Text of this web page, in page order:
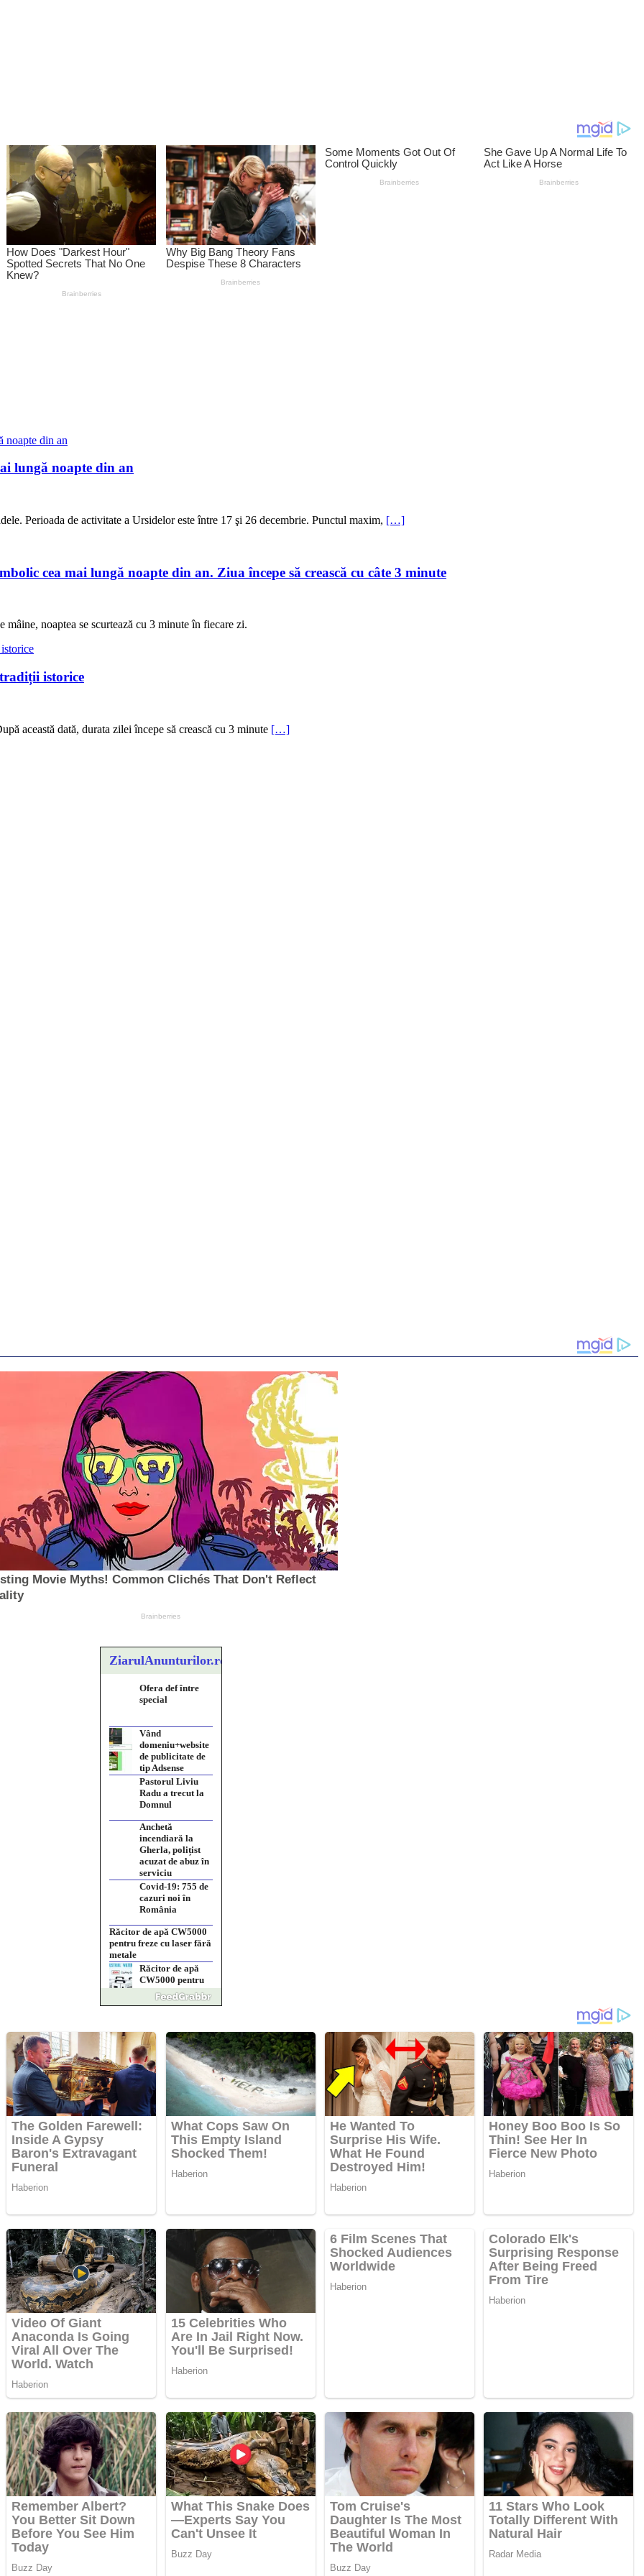
lungă noapte din an
Perioada de activitate a Ursidelor este între 17 şi 26 decembrie. Punctul maxim, […]
cea mai lungă noapte din an. Ziua începe să crească cu câte 3 minute
noaptea se scurtează cu 3 minute în fiecare zi.
istorice
această dată, durata zilei începe să crească cu 3 minute […]
ZiarulAnunturilor.ro
Ofera def între
special
Vând
domeniu+website
de publicitate de
tip Adsense
Pastorul Liviu
Radu a trecut la
Domnul
Anchetă
incendiară la
Gherla, polițist
acuzat de abuz în
serviciu
Covid-19: 755 de
cazuri noi în
România
Răcitor de apă CW5000
pentru freze cu laser fără
metale
Răcitor de apă
CW5000 pentru
freze cu laser fără
metale
Creez aplicatie
ANDROID pentru
siteul tau
Creez aplicatie
ANDROID pentru
siteul tau
Anuntul tau apare in mai
multe ziare online
Apartamente 2
pentru toate
tipurile de
împrumuturi și
obține bani
urgent!
Curatare
canapele
Bucuresti.
Curatare
profesionala
Website de tip
Adsense cu
domeniu
Vând sticlă cu vin
din 1958
Murfatlar
Chardonnay
Împrumut si
investitii